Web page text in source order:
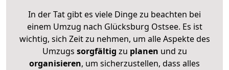
In der Tat gibt es viele Dinge zu beachten bei
einem Umzug nach Glücksburg Ostsee. Es ist
wichtig, sich Zeit zu nehmen, um alle Aspekte des
Umzugs sorgfältig zu planen und zu
organisieren, um sicherzustellen, dass alles